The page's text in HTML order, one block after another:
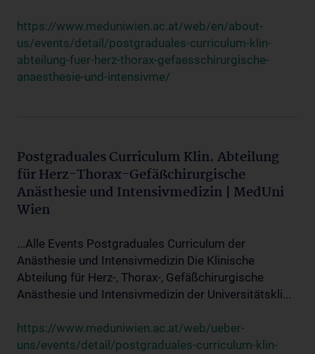
https://www.meduniwien.ac.at/web/en/about-
us/events/detail/postgraduales-curriculum-klin-
abteilung-fuer-herz-thorax-gefaesschirurgische-
anaesthesie-und-intensivme/
Postgraduales Curriculum Klin. Abteilung
für Herz-Thorax-Gefäßchirurgische
Anästhesie und Intensivmedizin | MedUni
Wien
...Alle Events Postgraduales Curriculum der
Anästhesie und Intensivmedizin Die Klinische
Abteilung für Herz-, Thorax-, Gefäßchirurgische
Anästhesie und Intensivmedizin der Universitätskli...
https://www.meduniwien.ac.at/web/ueber-
uns/events/detail/postgraduales-curriculum-klin-